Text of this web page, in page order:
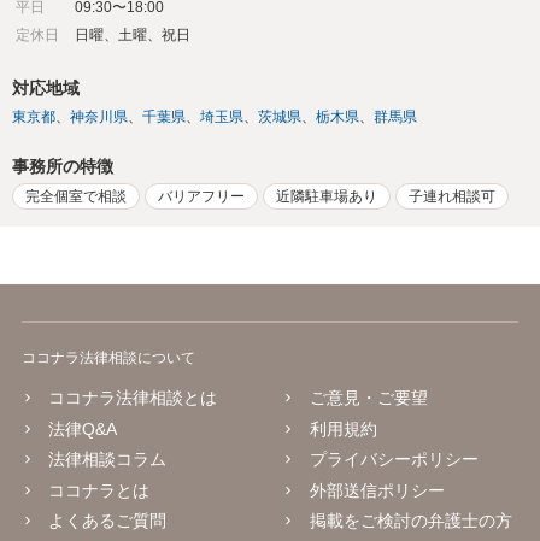
平日
09:30〜18:00
定休日
日曜、土曜、祝日
対応地域
東京都 神奈川県 千葉県 埼玉県 茨城県 栃木県 群馬県
事務所の特徴
完全個室で相談 バリアフリー 近隣駐車場あり 子連れ相談可
ココナラ法律相談について
ココナラ法律相談とは
法律Q&A
法律相談コラム
ココナラとは
よくあるご質問
ご意見・ご要望
利用規約
プライバシーポリシー
外部送信ポリシー
掲載をご検討の弁護士の方